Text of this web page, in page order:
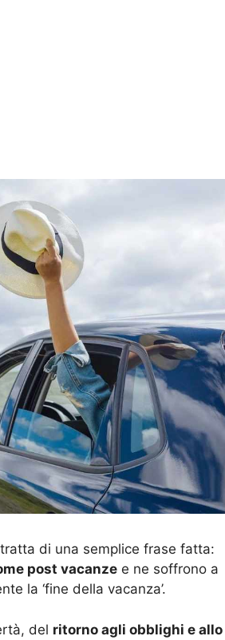
di una semplice frase fatta:
post vacanze e ne soffrono a
la ‘fine della vacanza’.
del ritorno agli obblighi e allo